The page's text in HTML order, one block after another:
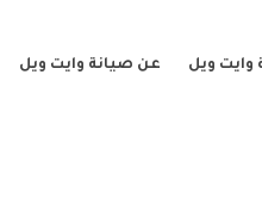
وايت ويل عن صيانة وايت ويل